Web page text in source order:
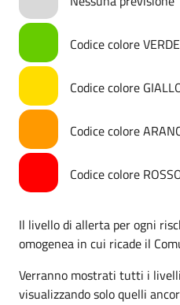
Codice colore
Codice colore
Codice colore
Codice colore
Il livello di allerta per ogni
omogenea in cui ricade il
Verranno mostrati tutti i
visualizzando solo quelli